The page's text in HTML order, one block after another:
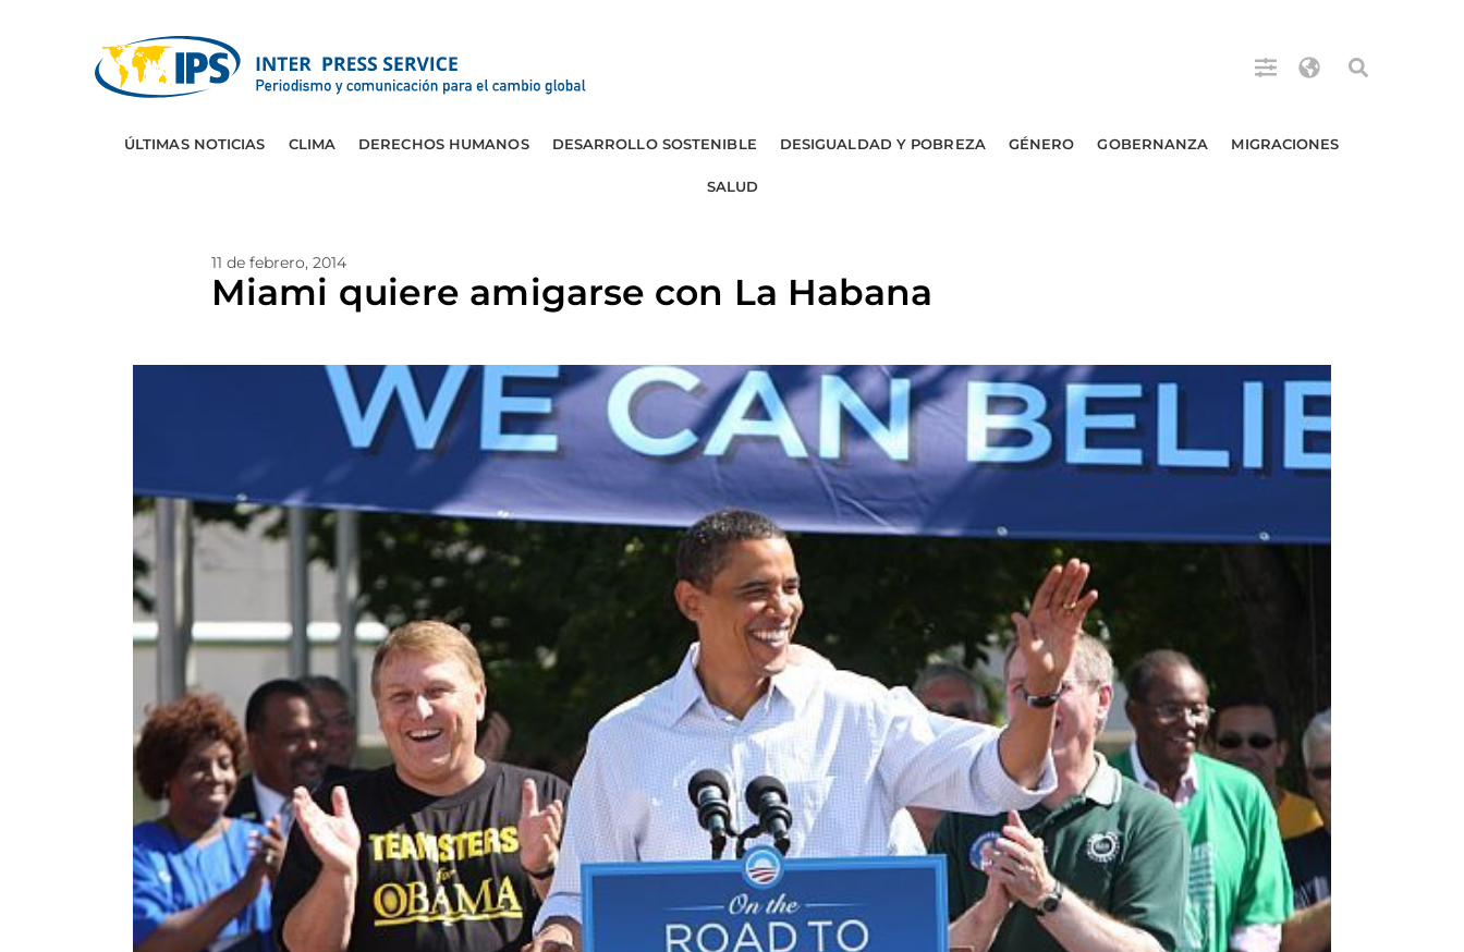
ÚLTIMAS NOTICIAS CLIMA DERECHOS HUMANOS DESARROLLO SOSTENIBLE DESIGUALDAD Y POBREZA GÉNERO GOBERNANZA MIGRACIONES
SALUD
11 de febrero, 2014
Miami quiere amigarse con La Habana